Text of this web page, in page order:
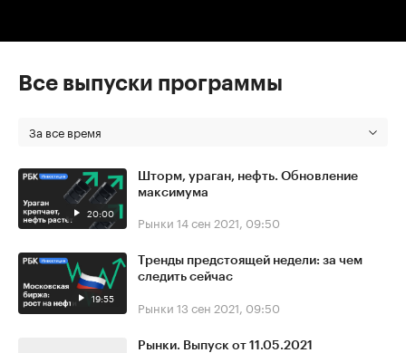
Все выпуски программы
За все время
20:00
Шторм, ураган, нефть. Обновление
максимума
Рынки 14 сен 2021, 09:50
19:55
Тренды предстоящей недели: за чем
следить сейчас
Рынки 13 сен 2021, 09:50
Рынки. Выпуск от 11.05.2021